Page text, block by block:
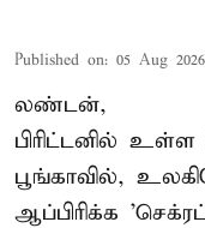
Published on: 05 Aug
லண்டன்,
பிரிட்டனில்
பூங்காவில்,
ஆப்பிரிக்க